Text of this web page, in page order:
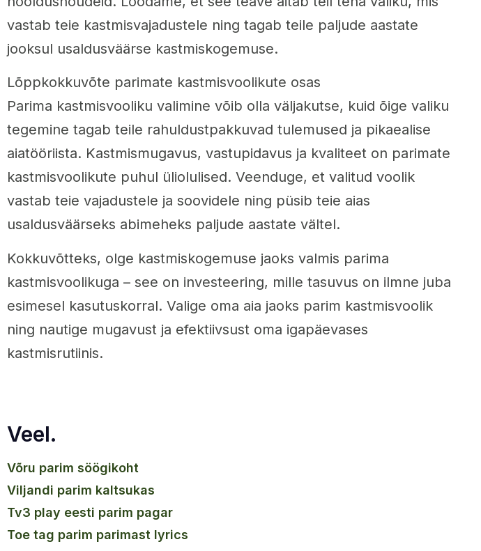
vastab teie kastmisvajadustele ning tagab teile paljude aastate
jooksul usaldusväärse kastmiskogemuse.
Lõppkokkuvõte parimate kastmisvoolikute osas
Parima kastmisvooliku valimine võib olla väljakutse, kuid õige valiku
tegemine tagab teile rahuldustpakkuvad tulemused ja pikaealise
aiatööriista. Kastmismugavus, vastupidavus ja kvaliteet on parimate
kastmisvoolikute puhul üliolulised. Veenduge, et valitud voolik
vastab teie vajadustele ja soovidele ning püsib teie aias
usaldusväärseks abimeheks paljude aastate vältel.
Kokkuvõtteks, olge kastmiskogemuse jaoks valmis parima
kastmisvoolikuga – see on investeering, mille tasuvus on ilmne juba
esimesel kasutuskorral. Valige oma aia jaoks parim kastmisvoolik
ning nautige mugavust ja efektiivsust oma igapäevases
kastmisrutiinis.
Veel.
võru parim söögikoht
viljandi parim kaltsukas
tv3 play eesti parim pagar
toe tag parim parimast lyrics